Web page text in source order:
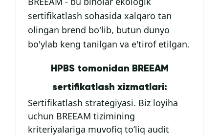
sertifikatlash sohasida xalqaro tan
olingan brend bo'lib, butun dunyo
bo'ylab keng tanilgan va e'tirof etilgan.
HPBS tomonidan BREEAM
sertifikatlash xizmatlari:
Sertifikatlash strategiyasi. Biz loyiha
uchun BREEAM tizimining
kriteriyalariga muvofiq to‘liq audit